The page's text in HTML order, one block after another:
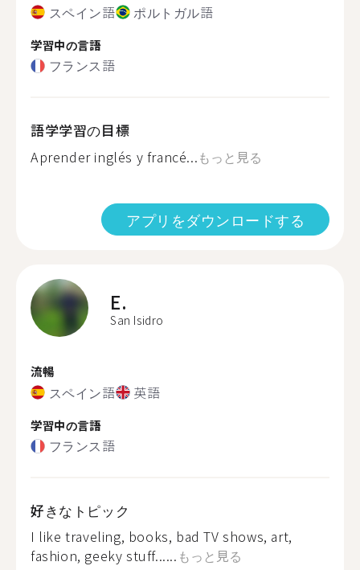
スペイン語 ポルトガル語
学習中の言語
フランス語
語学学習の目標
Aprender inglés y francé...もっと見る
アプリをダウンロードする
E.
San Isidro
流暢
スペイン語 英語
学習中の言語
フランス語
好きなトピック
I like traveling, books, bad TV shows, art,
fashion, geeky stuff...... もっと見る